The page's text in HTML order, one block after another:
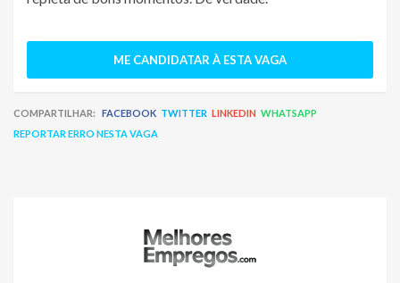
ME CANDIDATAR À ESTA VAGA
COMPARTILHAR: FACEBOOK TWITTER LINKEDIN WHATSAPP
REPORTAR ERRO NESTA VAGA